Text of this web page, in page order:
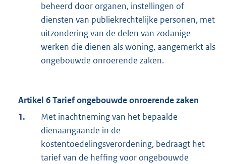
beheerd door organen, instellingen of
diensten van publiekrechtelijke personen, met
uitzondering van de delen van zodanige
werken die dienen als woning, aangemerkt als
ongebouwde onroerende zaken.
Artikel 6 Tarief ongebouwde onroerende zaken
1.
Met inachtneming van het bepaalde
dienaangaande in de
kostentoedelingsverordening, bedraagt het
tarief van de heffing voor ongebouwde